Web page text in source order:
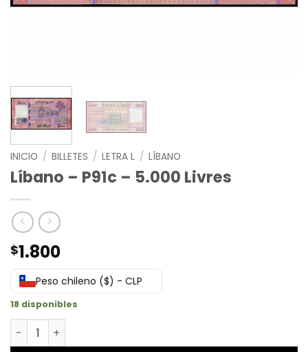
INICIO / BILLETES / LETRA L / LÍBANO
Líbano – P91c – 5.000 Livres
$1.800
Peso chileno ($) - CLP
18 disponibles
Líbano - P91c - 5.000 Livres cantidad